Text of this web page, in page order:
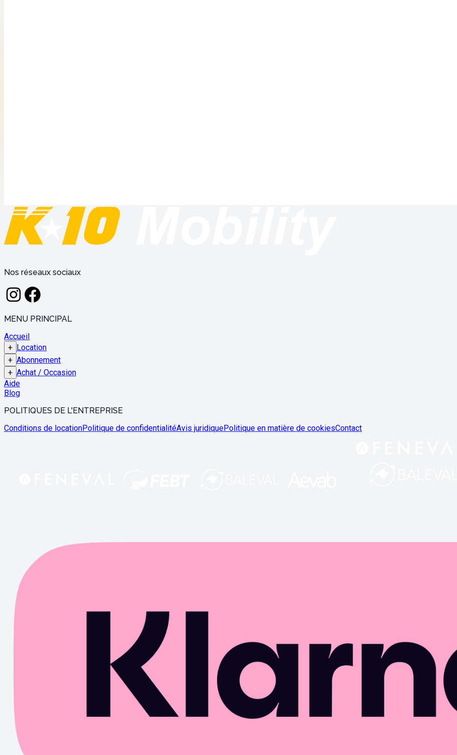
Nos réseaux sociaux
MENU PRINCIPAL
Accueil
+ Location
+ Abonnement
+ Achat / Occasion
Aide
Blog
POLITIQUES DE L'ENTREPRISE
Conditions de locationPolitique de confidentialitéAvis juridiquePolitique en matière de cookiesContact